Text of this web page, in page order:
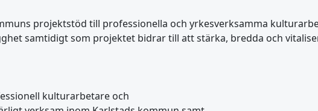
projektstöd till professionella och yrkesverksamma
samtidigt som projektet bidrar till att stärka, bredda och
kulturarbetare och